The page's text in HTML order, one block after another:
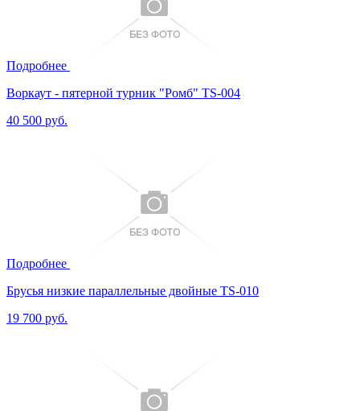
Подробнее
Воркаут - пятерной турник "Ромб" TS-004
40 500 руб.
Подробнее
Брусья низкие параллельные двойные TS-010
19 700 руб.